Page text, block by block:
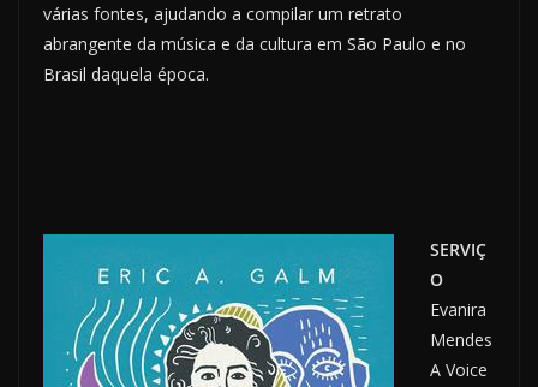
várias fontes, ajudando a compilar um retrato
abrangente da música e da cultura em São Paulo e no
Brasil daquela época.
SERVIÇ
O
Evanira
Mendes
A Voice